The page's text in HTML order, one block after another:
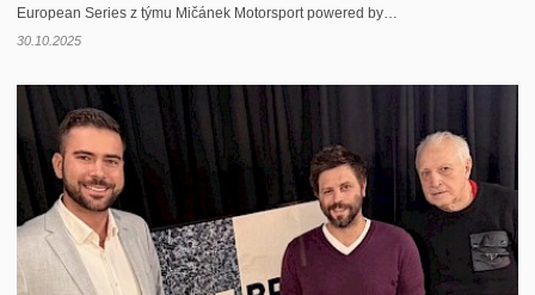
European Series z týmu Mičánek Motorsport powered by…
30.10.2025